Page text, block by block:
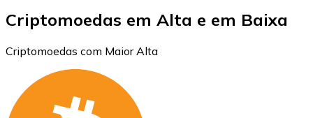
Criptomoedas em Alta e em Baixa
Criptomoedas com Maior Alta